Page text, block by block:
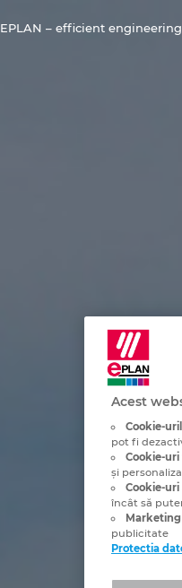
EPLAN – efficient
Acest
Cookie-
pot fi
Cookie-
și
Cookie-
încât să
Marketing
publicitate
Protectia